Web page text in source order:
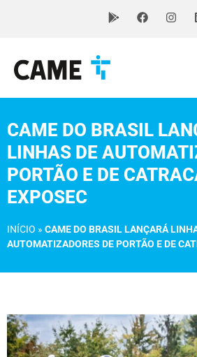
CAME DO BRASIL
LINHAS DE
PORTÃO E DE
EXPOSEC
INÍCIO » CAME DO BRASIL LANÇARÁ
AUTOMATIZADORES DE PORTÃO E DE